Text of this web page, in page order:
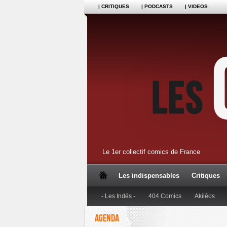
| CRITIQUES | PODCASTS | VIDEOS
Le 1er collectif comics de France
Les indispensables Critiques
- Les Indés - 404 Comics Akiléos
Dupuis Editions Anspach
AGENDA